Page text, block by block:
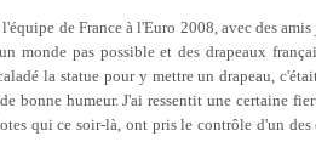
de France à l'Euro 2008, avec des
monde pas possible et des drapeaux
la statue pour y mettre un drapeau,
bonne humeur. J'ai ressentit une certaine
qui ce soir-là, ont pris le contrôle d'un